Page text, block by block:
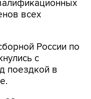
России по
поездкой в
августа и